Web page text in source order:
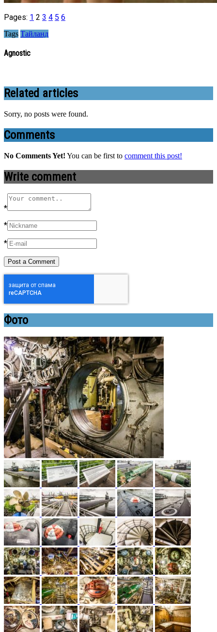
Pages: 1 2 3 4 5 6
Tags Тайланд
Agnostic
Related articles
Sorry, no posts were found.
Comments
No Comments Yet! You can be first to comment this post!
Write comment
*
*
*
Фото